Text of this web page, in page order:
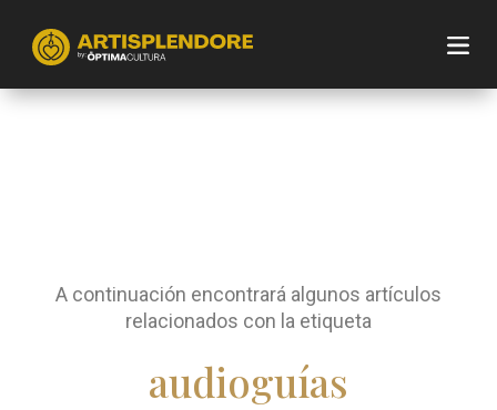
A continuación encontrará algunos artículos
relacionados con la etiqueta
audioguías